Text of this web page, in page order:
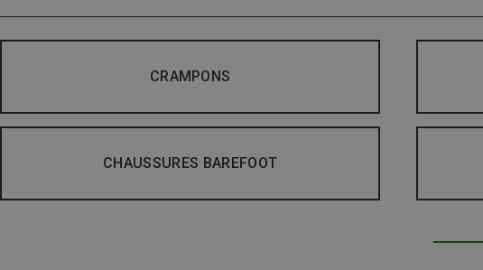
CRAMPONS
CHAUSSURES BAREFOOT